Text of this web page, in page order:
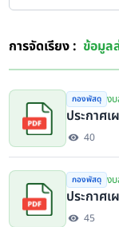
การจัดเรียง : ข้อมูล
กองพัสดุ ง
ประกาศ
40
กองพัสดุ ง
ประกาศ
45